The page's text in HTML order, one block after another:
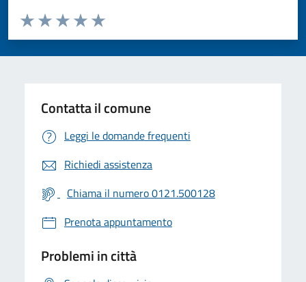
Valuta da 1 a 5 stelle la pagina
Valuta 5 stelle su 5
Valuta 4 stelle su 5
Valuta 3 stelle su 5
Valuta 2 stelle su 5
Valuta 1 stelle su 5
Contatta il comune
Leggi le domande frequenti
Richiedi assistenza
Chiama il numero 0121.500128
Prenota appuntamento
Problemi in città